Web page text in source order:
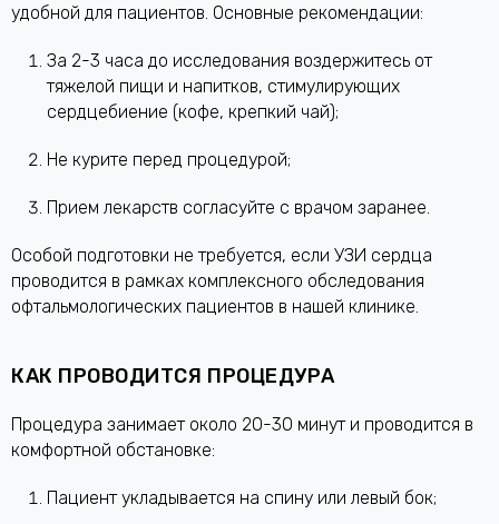
удобной для пациентов. Основные рекомендации:
За 2-3 часа до исследования воздержитесь от
тяжелой пищи и напитков, стимулирующих
сердцебиение (кофе, крепкий чай);
Не курите перед процедурой;
Прием лекарств согласуйте с врачом заранее.
Особой подготовки не требуется, если УЗИ сердца
проводится в рамках комплексного обследования
офтальмологических пациентов в нашей клинике.
КАК ПРОВОДИТСЯ ПРОЦЕДУРА
Процедура занимает около 20-30 минут и проводится в
комфортной обстановке:
Пациент укладывается на спину или левый бок;